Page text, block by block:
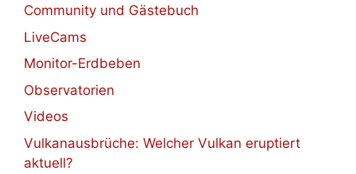
Community und Gästebuch
LiveCams
Monitor-Erdbeben
Observatorien
Videos
Vulkanausbrüche: Welcher Vulkan eruptiert
aktuell?